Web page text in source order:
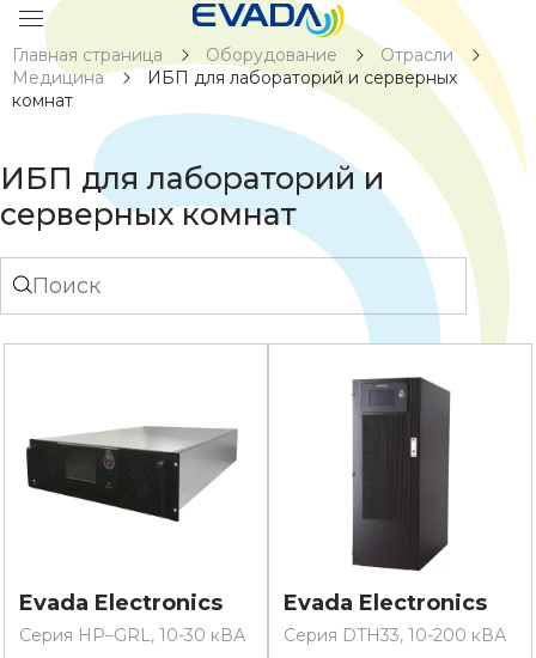
Главная страница Оборудование
Отрасли
Медицина
ИБП для лабораторий и серверных
комнат
ИБП для лабораторий и
серверных комнат
Evada Electronics
Серия HP–GRL, 10-30 кВА
Evada Electronics
Серия DTH33, 10-200 кВА